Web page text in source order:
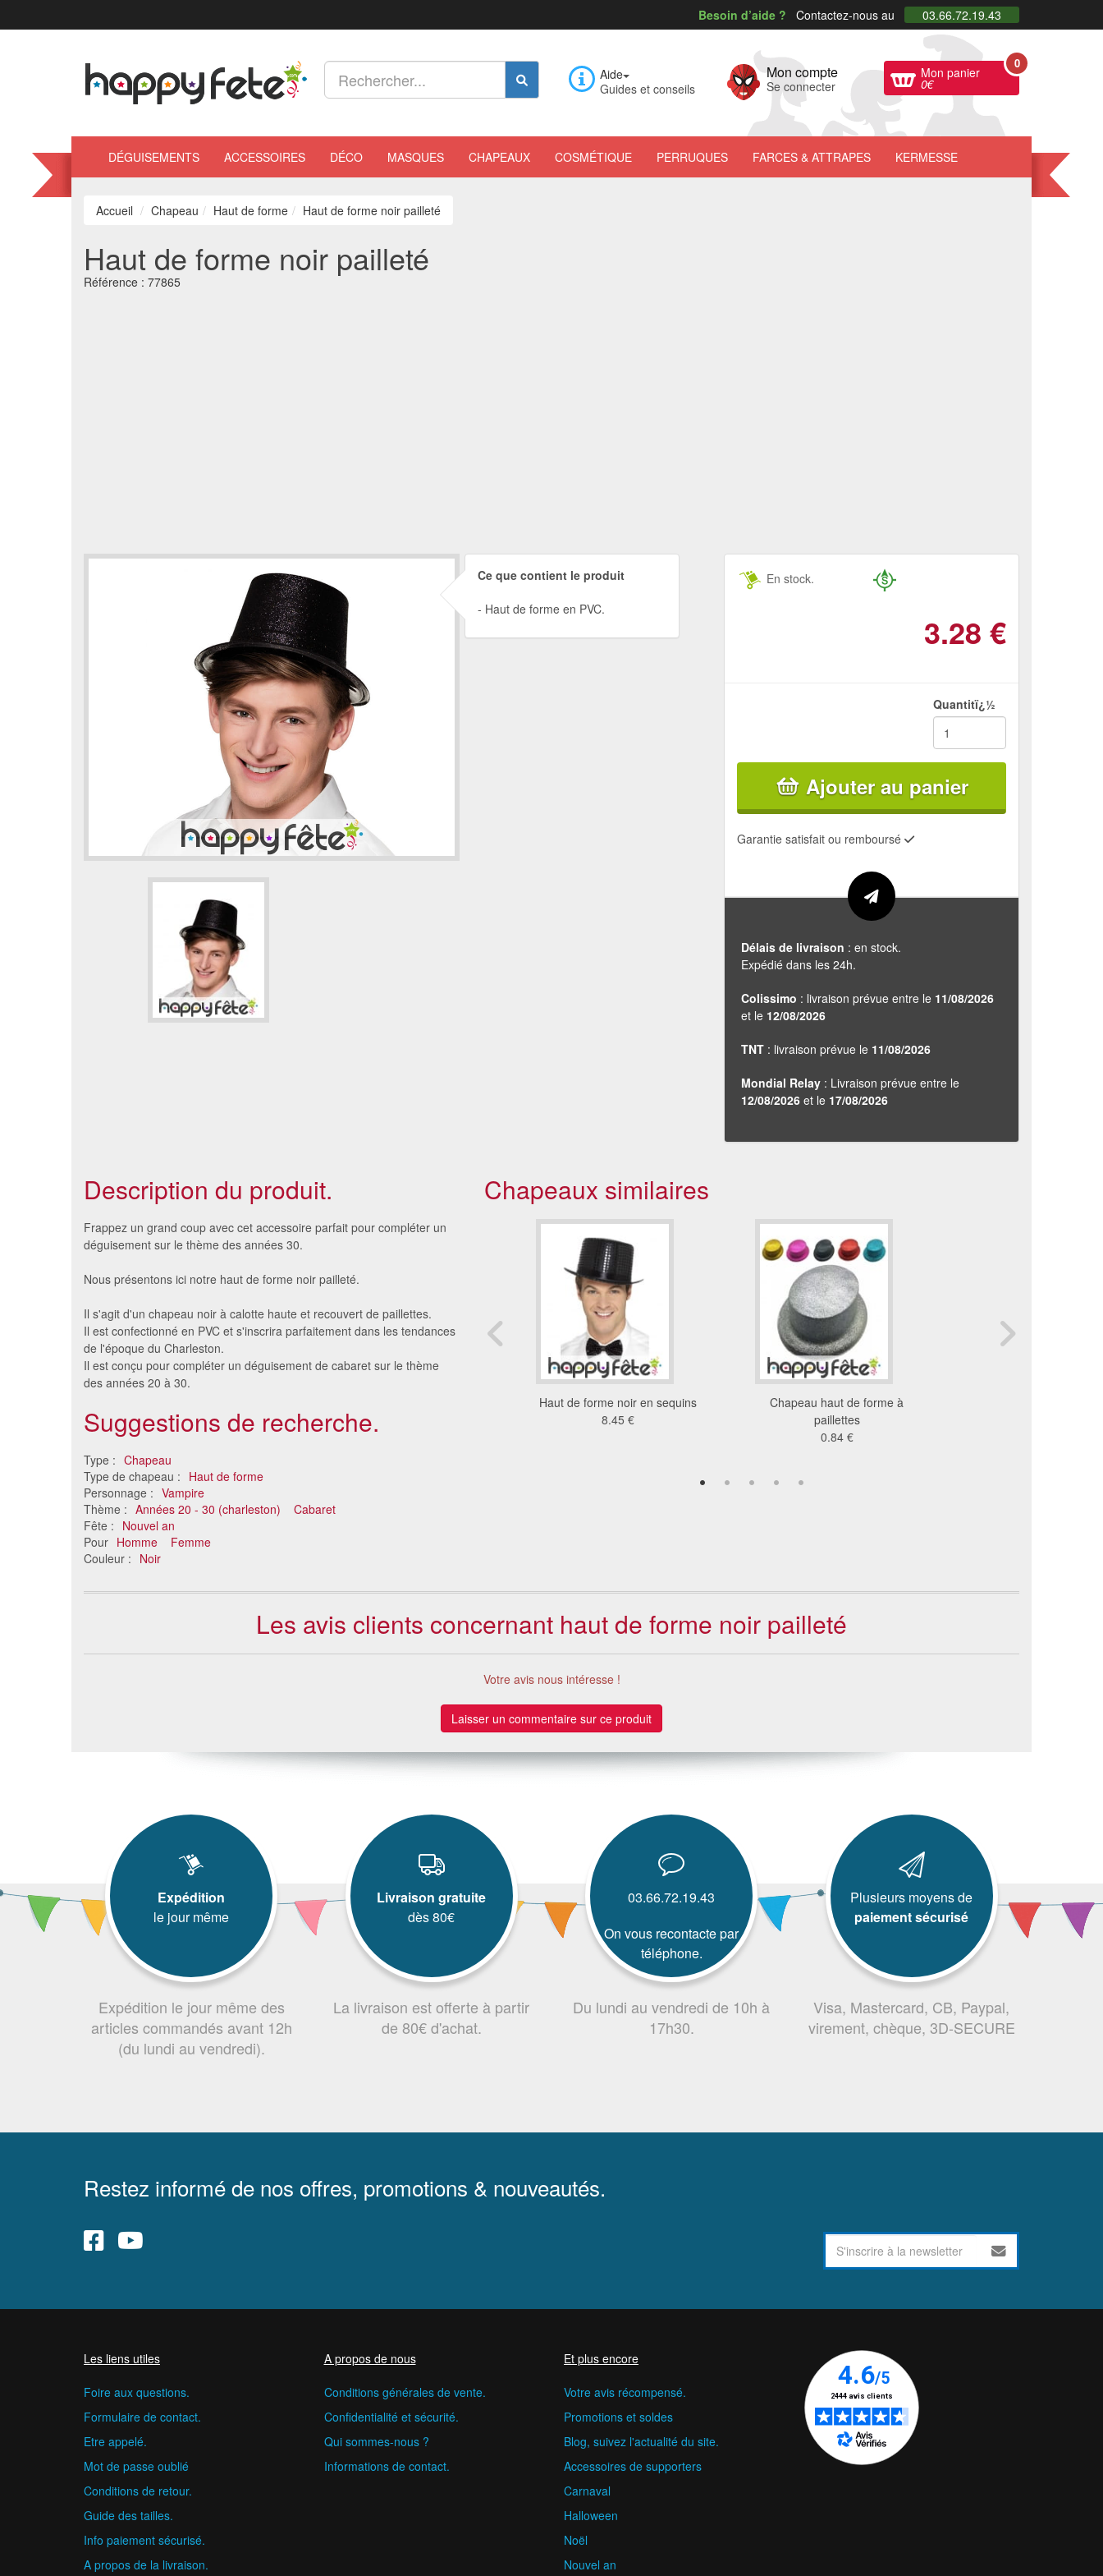
Besoin d’aide ? Contactez-nous au 03.66.72.19.43
Aide
Guides et conseils
Mon compte
Se connecter
Mon panier
0€
0
DÉGUISEMENTS ACCESSOIRES DÉCO MASQUES CHAPEAUX COSMÉTIQUE PERRUQUES FARCES & ATTRAPES KERMESSE
Accueil Chapeau Haut de forme Haut de forme noir pailleté
Haut de forme noir pailleté
Référence : 77865
Ce que contient le produit
Haut de forme en PVC.
En stock.
3.28 €
Quantitï¿½
Ajouter au panier
Garantie satisfait ou remboursé
Délais de livraison : en stock.
Expédié dans les 24h.
Colissimo : livraison prévue entre le 11/08/2026
et le 12/08/2026
TNT : livraison prévue le 11/08/2026
Mondial Relay : Livraison prévue entre le
12/08/2026 et le 17/08/2026
Description du produit.
Frappez un grand coup avec cet accessoire parfait pour compléter un
déguisement sur le thème des années 30.
Nous présentons ici notre haut de forme noir pailleté.
Il s'agit d'un chapeau noir à calotte haute et recouvert de paillettes.
Il est confectionné en PVC et s'inscrira parfaitement dans les tendances
de l'époque du Charleston.
Il est conçu pour compléter un déguisement de cabaret sur le thème
des années 20 à 30.
Suggestions de recherche.
Type : Chapeau
Type de chapeau : Haut de forme
Personnage : Vampire
Thème : Années 20 - 30 (charleston)
Cabaret
Fête : Nouvel an
Pour Homme
Femme
Couleur : Noir
Chapeaux similaires
style vampire
4.44 €
pour adulte
Haut de forme noir en sequins
8.45 €
Chapeau haut de forme à
paillettes
0.84 €
Les avis clients concernant haut de forme noir pailleté
Votre avis nous intéresse !
Laisser un commentaire sur ce produit
Expédition
le jour même
Expédition le jour même des
articles commandés avant 12h
(du lundi au vendredi).
Livraison gratuite
dès 80€
La livraison est offerte à partir
de 80€ d'achat.
03.66.72.19.43
On vous recontacte par
téléphone.
Du lundi au vendredi de 10h à
17h30.
Plusieurs moyens de
paiement sécurisé
Visa, Mastercard, CB, Paypal,
virement, chèque, 3D-SECURE
Restez informé de nos offres, promotions & nouveautés.
Les liens utiles
Foire aux questions.
Formulaire de contact.
Etre appelé.
Mot de passe oublié
Conditions de retour.
Guide des tailles.
Info paiement sécurisé.
A propos de la livraison.
A propos de nous
Conditions générales de vente.
Confidentialité et sécurité.
Qui sommes-nous ?
Informations de contact.
Et plus encore
Votre avis récompensé.
Promotions et soldes
Blog, suivez l'actualité du site.
Accessoires de supporters
Carnaval
Halloween
Noël
Nouvel an